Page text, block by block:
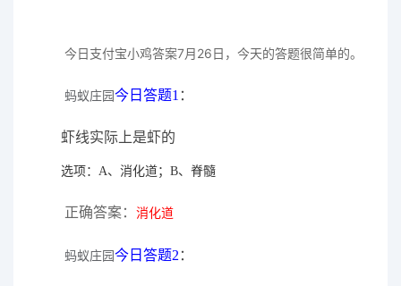
今日支付宝小鸡答案7月26日，今天的答题很简单的。
蚂蚁庄园今日答题1 ：
虾线实际上是虾的
选项：A、消化道；B、脊髓
正确答案： 消化道
蚂蚁庄园今日答题2 ：